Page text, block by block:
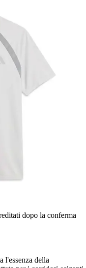
dopo la conferma
l'essenza della